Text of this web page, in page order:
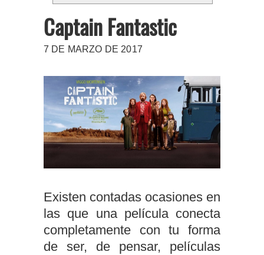
Captain Fantastic
7 DE MARZO DE 2017
Existen contadas ocasiones en
las que una película conecta
completamente con tu forma
de ser, de pensar, películas